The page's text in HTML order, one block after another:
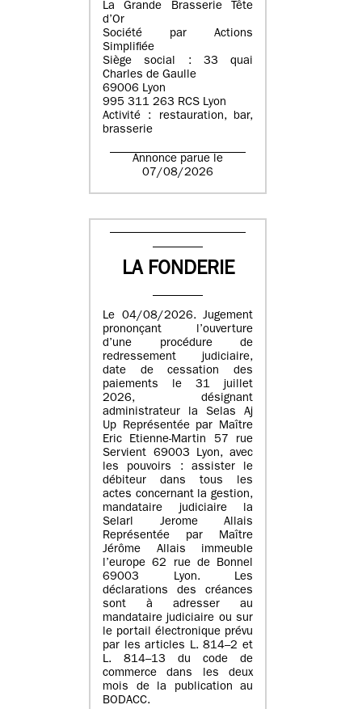
La Grande Brasserie Tête
d’Or
Société par Actions
Simplifiée
Siège social : 33 quai
Charles de Gaulle
69006 Lyon
995 311 263 RCS Lyon
Activité : restauration, bar,
brasserie
Annonce parue le
07/08/2026
LA FONDERIE
Le 04/08/2026. Jugement
prononçant l’ouverture
d’une procédure de
redressement judiciaire,
date de cessation des
paiements le 31 juillet
2026, désignant
administrateur la Selas Aj
Up Représentée par Maître
Eric Etienne-Martin 57 rue
Servient 69003 Lyon, avec
les pouvoirs : assister le
débiteur dans tous les
actes concernant la gestion,
mandataire judiciaire la
Selarl Jerome Allais
Représentée par Maître
Jérôme Allais immeuble
l’europe 62 rue de Bonnel
69003 Lyon. Les
déclarations des créances
sont à adresser au
mandataire judiciaire ou sur
le portail électronique prévu
par les articles L. 814–2 et
L. 814–13 du code de
commerce dans les deux
mois de la publication au
BODACC.